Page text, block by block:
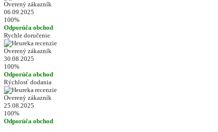
Overený zákazník
06.09.2025
100%
Odporúča obchod
Rychle doručenie
Overený zákazník
30.08.2025
100%
Odporúča obchod
Rýchlosť dodania
Overený zákazník
25.08.2025
100%
Odporúča obchod